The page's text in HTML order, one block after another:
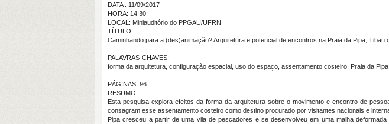
DATA : 11/09/2017
HORA: 14:30
LOCAL: Miniauditório do PPGAU/UFRN
TÍTULO:
Caminhando para a (des)animação? Arquitetura e potencial de encontros na Praia da Pipa, Tibau
PALAVRAS-CHAVES:
forma da arquitetura, configuração espacial, uso do espaço, assentamento costeiro, Praia da
PÁGINAS: 96
RESUMO:
Esta pesquisa explora efeitos da forma da arquitetura sobre o movimento e encontro de
consagram esse assentamento costeiro como destino procurado por visitantes nacionais e
Pipa cresceu a partir de uma vila de pescadores e se desenvolveu em uma malha